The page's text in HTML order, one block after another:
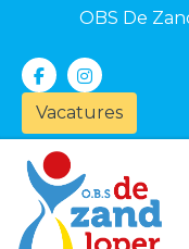
OBS De
Vacatures
Onze school
Ons onderwijs